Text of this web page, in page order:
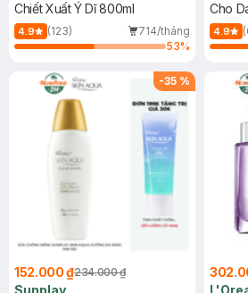
Chiết Xuất Ý Dĩ 800ml
4.9 (123)
714/tháng
53%
Cho
(Mới)
4.9
-35 %
152.000 ₫234.000 ₫
Sunplay